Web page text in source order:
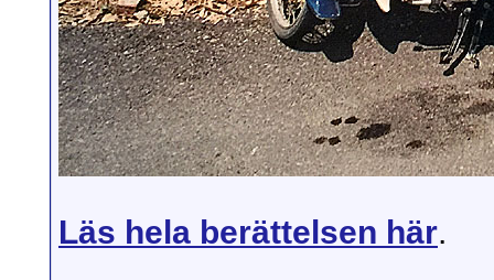
Läs hela berättelsen här.